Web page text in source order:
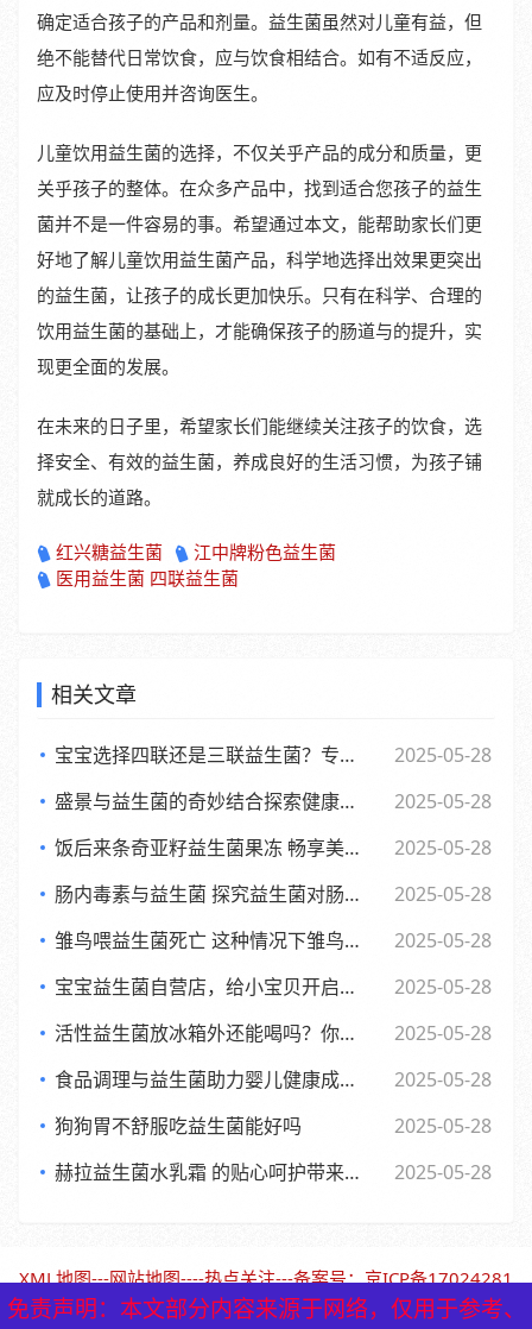
确定适合孩子的产品和剂量。益生菌虽然对儿童有益，但
绝不能替代日常饮食，应与饮食相结合。如有不适反应，
应及时停止使用并咨询医生。
儿童饮用益生菌的选择，不仅关乎产品的成分和质量，更
关乎孩子的整体。在众多产品中，找到适合您孩子的益生
菌并不是一件容易的事。希望通过本文，能帮助家长们更
好地了解儿童饮用益生菌产品，科学地选择出效果更突出
的益生菌，让孩子的成长更加快乐。只有在科学、合理的
饮用益生菌的基础上，才能确保孩子的肠道与的提升，实
现更全面的发展。
在未来的日子里，希望家长们能继续关注孩子的饮食，选
择安全、有效的益生菌，养成良好的生活习惯，为孩子铺
就成长的道路。
红兴糖益生菌
江中牌粉色益生菌
医用益生菌 四联益生菌
相关文章
宝宝选择四联还是三联益生菌？专家观点大，妈妈们必看
2025-05-28
盛景与益生菌的奇妙结合探索健康新生活方式
2025-05-28
饭后来条奇亚籽益生菌果冻 畅享美味与健康的小确幸
2025-05-28
肠内毒素与益生菌 探究益生菌对肠内毒素的作用及功效
2025-05-28
雏鸟喂益生菌死亡 这种情况下雏鸟还能否食用
2025-05-28
宝宝益生菌自营店，给小宝贝开启肠道新世界，舒适快乐每一天
2025-05-28
活性益生菌放冰箱外还能喝吗？你可能不知道的
2025-05-28
食品调理与益生菌助力婴儿健康成长的全新探索
2025-05-28
狗狗胃不舒服吃益生菌能好吗
2025-05-28
赫拉益生菌水乳霜 的贴心呵护带来焕新美肌体验
2025-05-28
免责声明：本文部分内容来源于网络，仅用于参考、
XML地图---网站地图----热点关注---备案号：京ICP备17024281
号-1（北京保鹤堂药业）
免责声明：本文部分内容来源于网络，仅用于参考、